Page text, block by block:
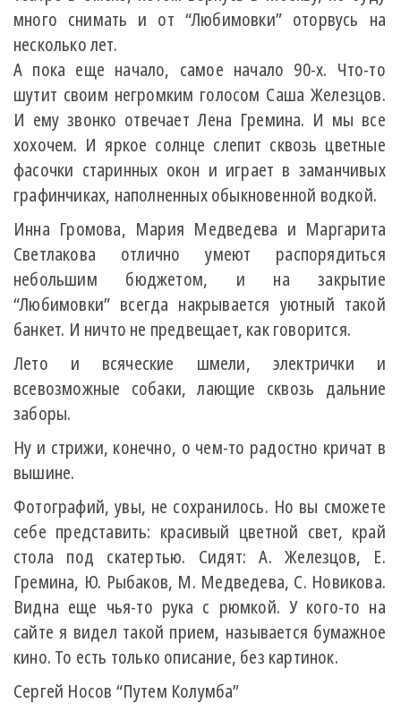
много снимать и от “Любимовки” оторвусь на
несколько лет.
А пока еще начало, самое начало 90-х. Что-то
шутит своим негромким голосом Саша Железцов.
И ему звонко отвечает Лена Гремина. И мы все
хохочем. И яркое солнце слепит сквозь цветные
фасочки старинных окон и играет в заманчивых
графинчиках, наполненных обыкновенной водкой.
Инна Громова, Мария Медведева и Маргарита
Светлакова отлично умеют распорядиться
небольшим бюджетом, и на закрытие
“Любимовки” всегда накрывается уютный такой
банкет. И ничто не предвещает, как говорится.
Лето и всяческие шмели, электрички и
всевозможные собаки, лающие сквозь дальние
заборы.
Ну и стрижи, конечно, о чем-то радостно кричат в
вышине.
Фотографий, увы, не сохранилось. Но вы сможете
себе представить: красивый цветной свет, край
стола под скатертью. Сидят: А. Железцов, Е.
Гремина, Ю. Рыбаков, М. Медведева, С. Новикова.
Видна еще чья-то рука с рюмкой. У кого-то на
сайте я видел такой прием, называется бумажное
кино. То есть только описание, без картинок.
Сергей Носов “Путем Колумба”